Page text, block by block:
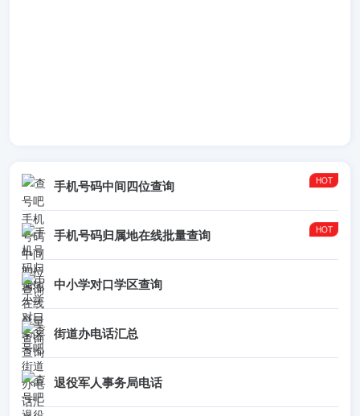
手机号码中间四位查询
手机号码归属地在线批量查询
中小学对口学区查询
街道办电话汇总
退役军人事务局电话